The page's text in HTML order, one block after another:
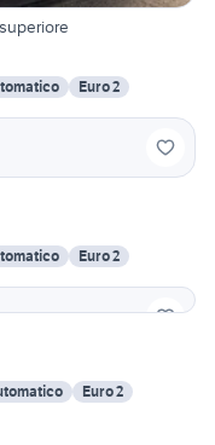
o superiore
Euro 2
Euro 2
Euro 2